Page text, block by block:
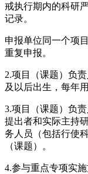
戒执行期内的科研
记录。
申报单位同一个项
重复申报。
2.项目（课题）负
及以后出生，每年
3.项目（课题）负
提出者和实际主持
务人员（包括行使
（课题）。
4.参与重点专项实